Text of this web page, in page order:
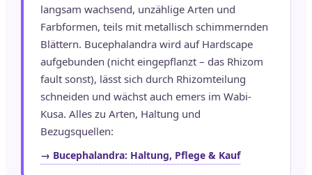
langsam wachsend, unzählige Arten und
Farbformen, teils mit metallisch schimmernden
Blättern. Bucephalandra wird auf Hardscape
aufgebunden (nicht eingepflanzt – das Rhizom
fault sonst), lässt sich durch Rhizomteilung
schneiden und wächst auch emers im Wabi-
Kusa. Alles zu Arten, Haltung und
Bezugsquellen:
→ Bucephalandra: Haltung, Pflege & Kauf